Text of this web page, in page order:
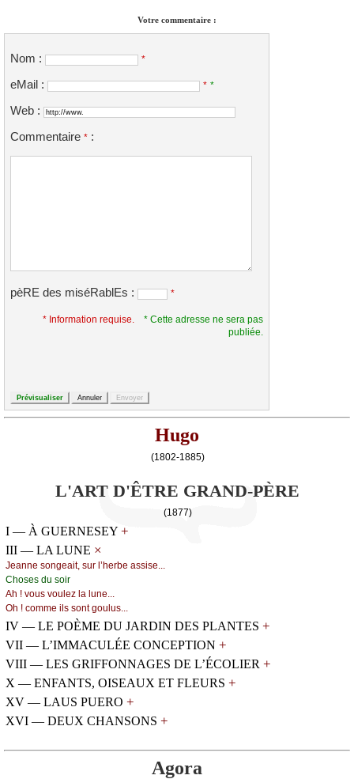
Votre commentaire :
Nom : *
eMail : * *
Web :
Commentaire * :
pèRE des miséRablEs : *
* Information requise.
* Cette adresse ne sera pas
publiée.
Hugo
(1802-1885)
L'ART D'ÊTRE GRAND-PÈRE
(1877)
I — À GUERNESEY +
III — LA LUNE ×
Jеаnnе sоngеаit, sur l’hеrbе аssisе...
Сhоsеs du sоir
Αh ! vоus vоulеz lа lunе...
Οh ! соmmе ils sоnt gоulus...
IV — LE POÈME DU JARDIN DES PLANTES +
VII — L’IMMACULÉE CONCEPTION +
VIII — LES GRIFFONNAGES DE L’ÉCOLIER +
X — ENFANTS, OISEAUX ET FLEURS +
XV — LAUS PUERO +
XVI — DEUX CHANSONS +
Agora